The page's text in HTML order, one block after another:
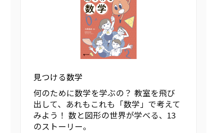
見つける数学
何のために数学を学ぶの？ 教室を飛び
出して、あれもこれも「数学」で考えて
みよう！ 数と図形の世界が学べる、13
のストーリー。